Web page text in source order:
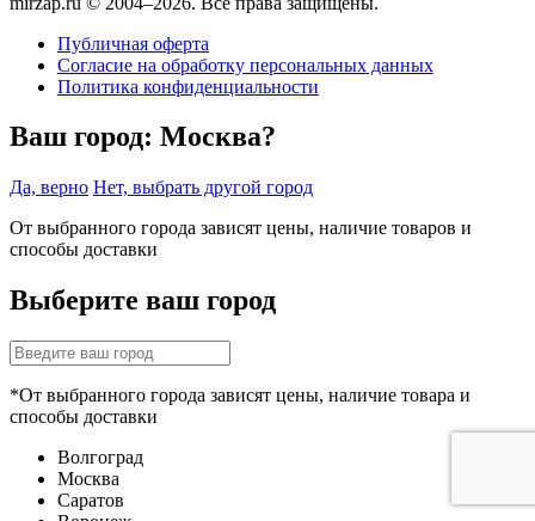
Публичная оферта
Согласие на обработку персональных данных
Политика конфиденциальности
Ваш город: Москва?
Да, верно Нет, выбрать другой город
От выбранного города зависят цены, наличие товаров и
способы доставки
Выберите ваш город
*От выбранного города зависят цены, наличие товара и
способы доставки
Волгоград
Москва
Саратов